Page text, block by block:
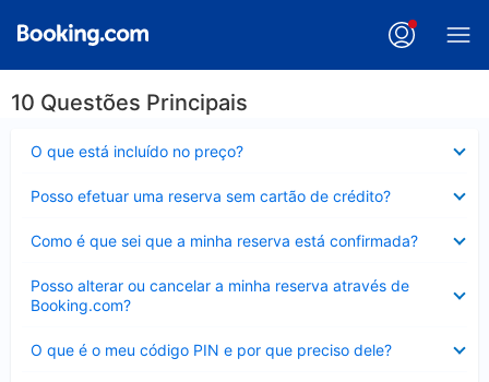
10 Questões Principais
O que está incluído no preço?
fechado
Posso efetuar uma reserva sem cartão de crédito?
fechado
Como é que sei que a minha reserva está confirmada?
fechado
Posso alterar ou cancelar a minha reserva através de
Booking.com?
fechado
O que é o meu código PIN e por que preciso dele?
fechado